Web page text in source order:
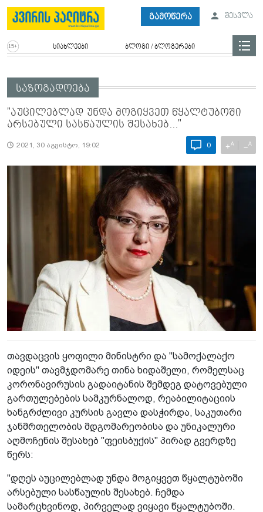
გამოწერა შესვლა
სიახლეები ბლოგი / ბლოგერები
საზოგადოება
"აუ­ცი­ლებ­ლად უნდა მო­გიყ­ვეთ წყალ­ტუ­ბო­ში
არ­სე­ბუ­ლი სას­წა­უ­ლის შე­სა­ხებ..."
2021, 30 აგვისტო, 19:02 0 +A −A
თავდაცვის ყოფილი მინისტრი და "სამოქალაქო
იდეის" თავმჯდომარე თინა ხიდაშელი, რომელსაც
კორონავირუსის გადაიტანის შემდეგ დატოვებული
გართულებების სამკურნალოდ, რეაბილიტაციის
ხანგრძლივი კურსის გავლა დასჭირდა, საკუთარი
ჯანმრთელობის მდგომარეობისა და უნიკალური
აღმოჩენის შესახებ "ფეისბუქის" პირად გვერდზე
წერს:
"დღეს აუცილებლად უნდა მოგიყვეთ წყალტუბოში
არსებული სასწაულის შესახებ. ჩემდა
სამარცხვინოდ, პირველად ვიყავი წყალტუბოში.